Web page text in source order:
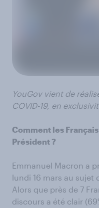
YouGov vient de
COVID-19, en
Comment les
Président ?
Emmanuel Macron a
lundi 16 mars au sujet
Alors que près de 7
discours a été clair